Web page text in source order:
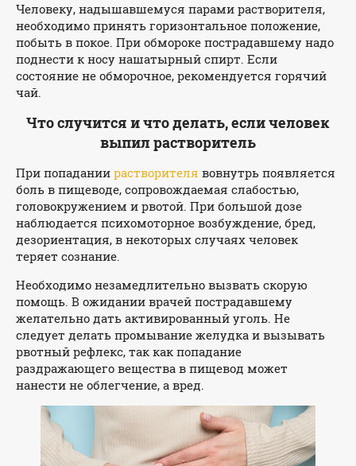
Человеку, надышавшемуся парами растворителя,
необходимо принять горизонтальное положение,
побыть в покое. При обмороке пострадавшему надо
поднести к носу нашатырный спирт. Если
состояние не обморочное, рекомендуется горячий
чай.
Что случится и что делать, если человек
выпил растворитель
При попадании растворителя вовнутрь появляется
боль в пищеводе, сопровождаемая слабостью,
головокружением и рвотой. При большой дозе
наблюдается психомоторное возбуждение, бред,
дезориентация, в некоторых случаях человек
теряет сознание.
Необходимо незамедлительно вызвать скорую
помощь. В ожидании врачей пострадавшему
желательно дать активированный уголь. Не
следует делать промывание желудка и вызывать
рвотный рефлекс, так как попадание
раздражающего вещества в пищевод может
нанести не облегчение, а вред.